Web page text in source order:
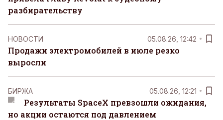
разбирательству
НОВОСТИ 05.08.26, 12:42
Продажи электромобилей в июле резко
выросли
БИРЖА 05.08.26, 12:21
Результаты SpaceX превзошли ожидания,
но акции остаются под давлением